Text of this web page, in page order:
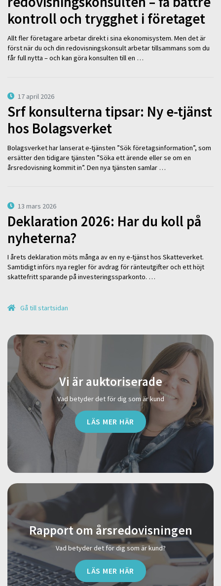
kontroll och trygghet i företaget
Allt fler företagare arbetar direkt i sina ekonomisystem. Men det är
först när du och din redovisningskonsult arbetar tillsammans som du
får full nytta – och kan göra konsulten till en …
17 april 2026
Srf konsulterna tipsar: Ny e-tjänst
hos Bolagsverket
Bolagsverket har lanserat e-tjänsten ”Sök företagsinformation”, som
ersätter den tidigare tjänsten ”Söka ett ärende eller se om en
årsredovisning kommit in”. Den nya tjänsten samlar …
13 mars 2026
Deklaration 2026: Har du koll på
nyheterna?
I årets deklaration möts många av en ny e-tjänst hos Skatteverket.
Samtidigt införs nya regler för avdrag för ränteutgifter och ett höjt
skattefritt sparande på investeringssparkonto. …
Gå till startsidan
Vi är auktoriserade
Vad betyder det för dig som är kund
LÄS MER HÄR
Rapport om årsredovisningen
Vad betyder det för dig som är kund?
LÄS MER HÄR